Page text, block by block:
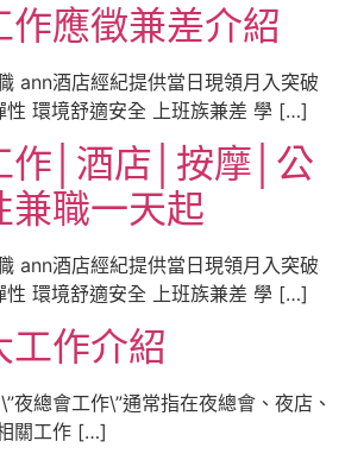
作應徵兼差介紹
ann酒店經紀提供當日現領月入突破
環境舒適安全 上班族兼差 學 […]
作│酒店│按摩│公
兼職一天起
ann酒店經紀提供當日現領月入突破
環境舒適安全 上班族兼差 學 […]
工作介紹
夜總會工作\”通常指在夜總會、夜店、
關工作 […]